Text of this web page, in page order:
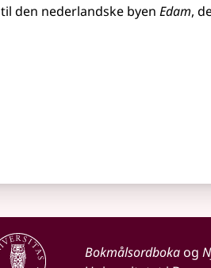
til den nederlandske byen Edam,
Bokmålsordbokaog